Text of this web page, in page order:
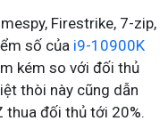
Firestrike, 7-zip,
số của i9-10900K
kém so với đối thủ
thòi này cũng dẫn
thua đối thủ tới 20%.